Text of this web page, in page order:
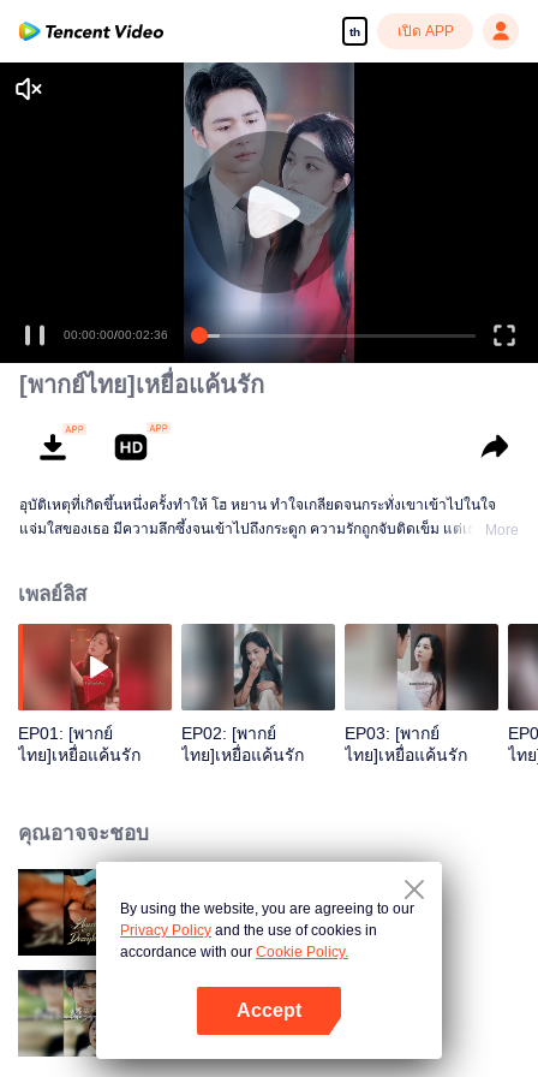
th เปิด APP
00:00:00/00:02:36
[พากย์ไทย]เหยื่อแค้นรัก
อุบัติเหตุที่เกิดขึ้นหนึ่งครั้งทำให้ โฮ หยาน ทำใจเกลียดจนกระทั่งเขาเข้าไปในใจ
แจ่มใสของเธอ มีความลึกซึ้งจนเข้าไปถึงกระดูก ความรักถูกจับติดเข็ม แต่เธอก็More
เพลย์ลิส
EP01: [พากย์
ไทย]เหยื่อแค้นรัก
EP02: [พากย์
ไทย]เหยื่อแค้นรัก
EP03: [พากย์
ไทย]เหยื่อแค้นรัก
ไท
คุณอาจจะชอบ
ผูกพันกับภรรยาที่หายไป
ตัวตนลับของพ่อค้าริมทาง
By using the website, you are agreeing to our
Privacy Policy and the use of cookies in
accordance with our Cookie Policy.
Accept